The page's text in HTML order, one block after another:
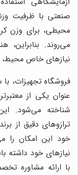
صنعتی با ظرفیت
محیطی، برای وزن
می‌روند. بنابراین،
نیازهای خاص
فروشگاه تجهیزات، با
عنوان یکی از
شناخته می‌شود.
ترازوهای دقیق از
خود این امکان را
نیازهای خود داشته
با ارائه مشاوره